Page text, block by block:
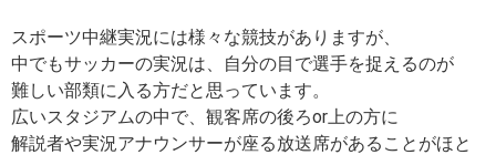
スポーツ中継実況には様々な競技がありますが、
中でもサッカーの実況は、自分の目で選手を捉えるのが
難しい部類に入る方だと思っています。
広いスタジアムの中で、観客席の後ろor上の方に
解説者や実況アナウンサーが座る放送席があることがほと